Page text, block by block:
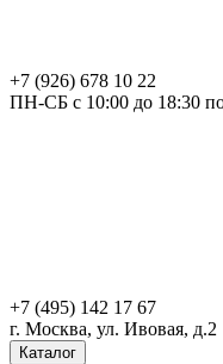
+7 (926) 678 10 22
ПН-СБ с 10:00 до 18:30
+7 (495) 142 17 67
г. Москва, ул. Ивовая, д.2
Каталог